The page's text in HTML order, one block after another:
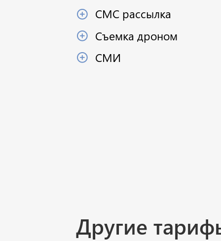
СМС рассылка
Съемка дроном
СМИ
Другие